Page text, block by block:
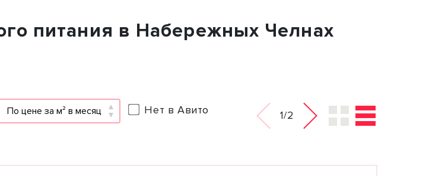
питания в Набережных Челнах
По цене за м² в месяц Нет в Авито 1/2